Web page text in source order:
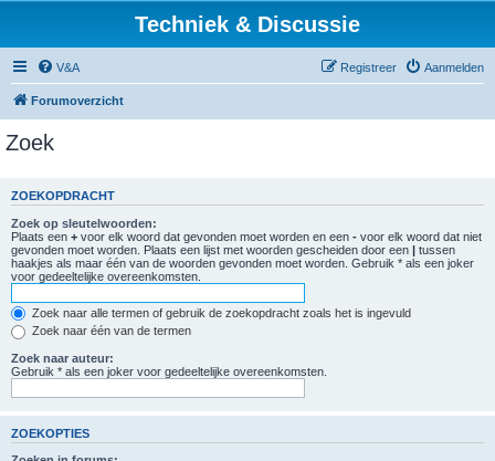
Techniek & Discussie
V&A Aanmelden
Registreer
Forumoverzicht
Zoek
ZOEKOPDRACHT
Zoek op sleutelwoorden:
Plaats een + voor elk woord dat gevonden moet worden en een - voor elk woord dat niet
gevonden moet worden. Plaats een lijst met woorden gescheiden door een | tussen
haakjes als maar één van de woorden gevonden moet worden. Gebruik * als een joker
voor gedeeltelijke overeenkomsten.
Zoek naar alle termen of gebruik de zoekopdracht zoals het is ingevuld
Zoek naar één van de termen
Zoek naar auteur:
Gebruik * als een joker voor gedeeltelijke overeenkomsten.
ZOEKOPTIES